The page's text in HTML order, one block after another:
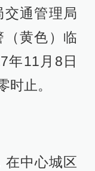
通管理局
黄色）临
年11月8日
时止。
在中心城区